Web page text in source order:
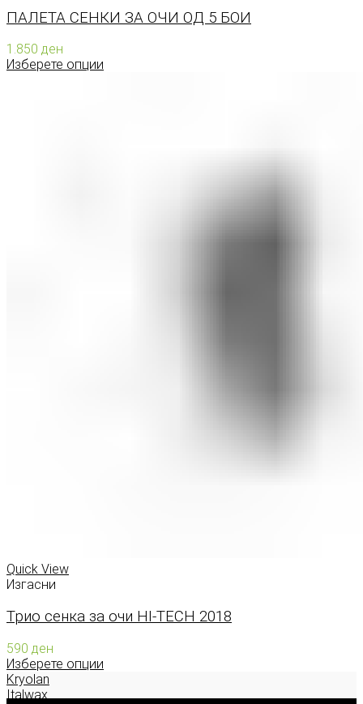
ПАЛЕТА СЕНКИ ЗА ОЧИ ОД 5 БОИ
1.850 ден
Изберете опции
Quick View
Изгасни
Трио сенка за очи HI-TECH 2018
590 ден
Изберете опции
Kryolan
Italwax